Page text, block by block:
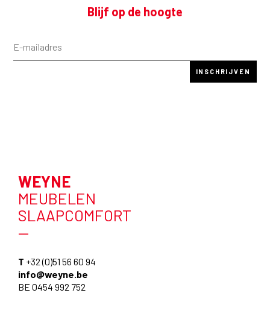
Blijf op de hoogte
WEYNE
MEUBELEN
SLAAPCOMFORT
—
T +32 (0)51 56 60 94
info@weyne.be
BE 0454 992 752